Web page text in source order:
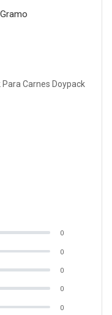
Gramo
Carnes Doypack
0
0
0
0
0